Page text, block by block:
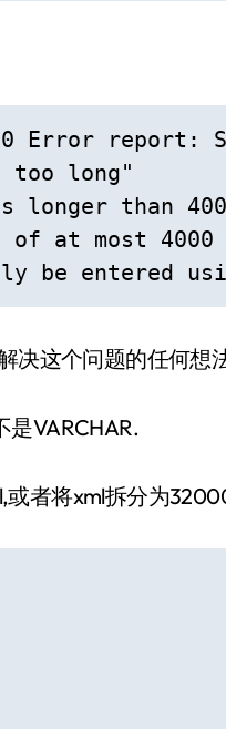
Error
long"
than
at most 4000
be entered
决这个问题的任何想
是VARCHAR.
者将xml拆分为